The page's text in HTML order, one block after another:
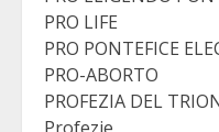
PRO LIFE
PRO PONTEFICE
PRO-ABORTO
PROFEZIA DEL